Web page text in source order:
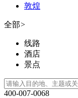
敦煌
全部>
线路
酒店
景点
400-007-0068